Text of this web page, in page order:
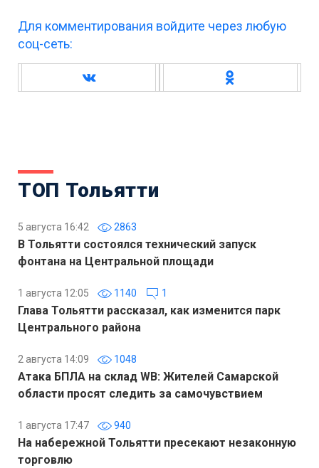
Для комментирования войдите через любую
соц-сеть:
ТОП Тольятти
5 августа 16:42 2863
В Тольятти состоялся технический запуск
фонтана на Центральной площади
1 августа 12:05 1140 1
Глава Тольятти рассказал, как изменится парк
Центрального района
2 августа 14:09 1048
Атака БПЛА на склад WB: Жителей Самарской
области просят следить за самочувствием
1 августа 17:47 940
На набережной Тольятти пресекают незаконную
торговлю